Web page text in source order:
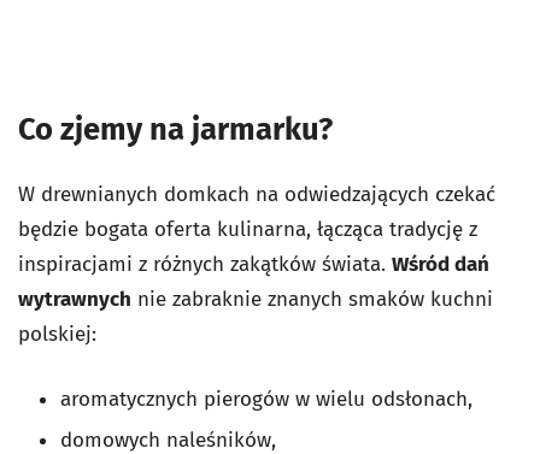
Co zjemy na jarmarku?
W drewnianych domkach na odwiedzających czekać
będzie bogata oferta kulinarna, łącząca tradycję z
inspiracjami z różnych zakątków świata. Wśród dań
wytrawnych nie zabraknie znanych smaków kuchni
polskiej:
aromatycznych pierogów w wielu odsłonach,
domowych naleśników,